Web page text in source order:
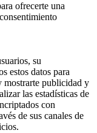
ofrecerte una
su
estos datos para
mostrarte publicidad y
las estadísticas de
con
de sus canales de